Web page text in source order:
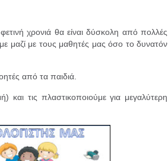
χρονιά θα είναι δύσκολη από πολλές
μαζί με τους μαθητές μας όσο το δυνατόν
από τα παιδιά.
τις πλαστικοποιούμε για μεγαλύτερη